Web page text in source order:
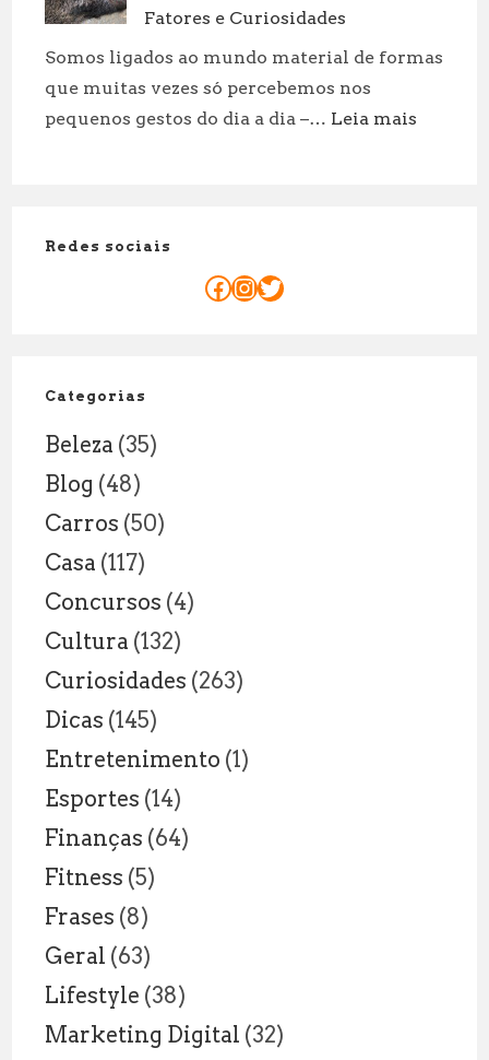
do
de
8
Fatores e Curiosidades
Somos ligados ao mundo material de formas
que muitas vezes só percebemos nos
pequenos gestos do dia a dia –… Leia mais
Redes sociais
Facebook
Instagram
Twitter
Categorias
Beleza (35)
Blog (48)
Carros (50)
Casa (117)
Concursos (4)
Cultura (132)
Curiosidades (263)
Dicas (145)
Entretenimento (1)
Esportes (14)
Finanças (64)
Fitness (5)
Frases (8)
Geral (63)
Lifestyle (38)
Marketing Digital (32)